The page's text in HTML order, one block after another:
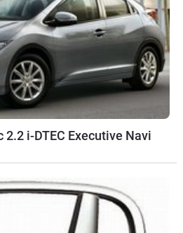
i-DTEC Executive Navi